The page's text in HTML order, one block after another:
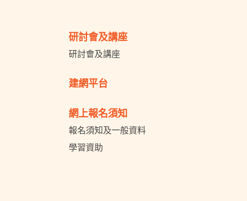
研討會及講座
研討會及講座
建網平台
網上報名須知
報名須知及一般資料
學習資助